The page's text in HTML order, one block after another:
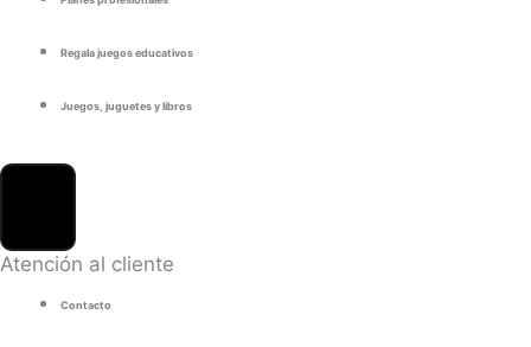
Regala juegos educativos
Juegos, juguetes y libros
Atención al cliente
Contacto